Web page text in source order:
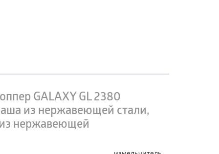
GALAXY GL 2380
из нержавеющей стали,
нержавеющей